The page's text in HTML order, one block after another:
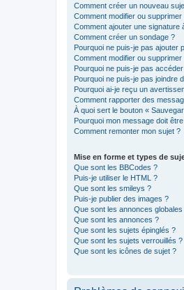
Comment créer un nouveau
Comment modifier ou
Comment ajouter une signature
Comment créer un sondage ?
Pourquoi ne puis-je pas ajouter
Comment modifier ou
Pourquoi ne puis-je pas
Pourquoi ne puis-je pas joindre
Pourquoi ai-je reçu un
Comment rapporter des
À quoi sert le bouton «
Pourquoi mon message doit
Comment remonter mon sujet ?
Mise en forme et types de
Que sont les BBCodes ?
Puis-je utiliser le HTML ?
Que sont les smileys ?
Puis-je publier des images ?
Que sont les annonces globales
Que sont les annonces ?
Que sont les sujets épinglés ?
Que sont les sujets verrouillés ?
Que sont les icônes de sujet ?